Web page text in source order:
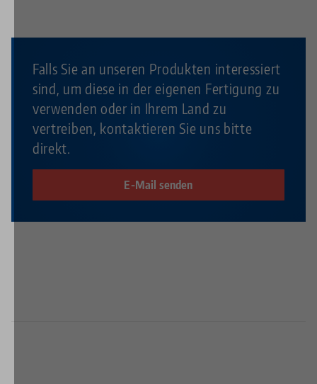
Falls Sie an unseren Produkten interessiert
sind, um diese in der eigenen Fertigung zu
verwenden oder in Ihrem Land zu
vertreiben, kontaktieren Sie uns bitte
direkt.
E-Mail senden